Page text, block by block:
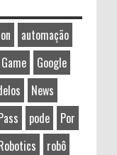
automação
Game
Google
News
pode
Por
robô